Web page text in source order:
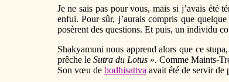
Je ne sais pas pour vous, mais si j’avais été
enfui. Pour sûr, j’aurais compris que
posèrent des questions. Et puis, un individu
Shakyamuni nous apprend alors que ce
prêche le Sutra du Lotus». Comme Maints-
Son vœu de bodhisattva avait été de servir de